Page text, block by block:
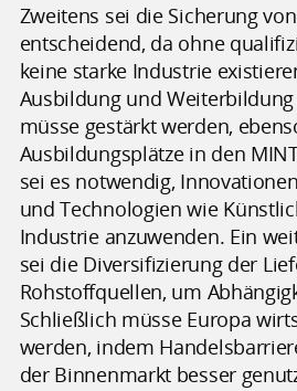
Zweitens sei die Sicherung
entscheidend, da ohne
keine starke Industrie
Ausbildung und
müsse gestärkt werden,
Ausbildungsplätze in den
sei es notwendig,
und Technologien wie
Industrie anzuwenden. Ein
sei die Diversifizierung der
Rohstoffquellen, um
Schließlich müsse Europa
werden, indem
der Binnenmarkt besser